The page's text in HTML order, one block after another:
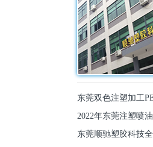
东莞双色注塑加工
2022年东莞注塑喷
东莞顺驰塑胶科技